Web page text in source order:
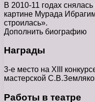
В 2010-11 годах
картине Мурада
строилась».
Дополнить биографию
Награды
3-е место на ХIII
мастерской
Работы в театре